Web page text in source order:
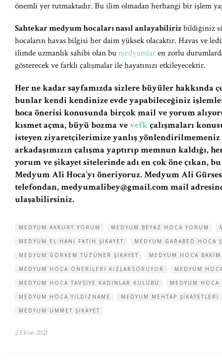
önemli yer tutmaktadır. Bu ilim olmadan herhangi bir işlem
Sahtekar medyum hocaları nasıl anlayabilirizbildiğiniz
hocaların havas bilgisi her daim yüksek olacaktır. Havas ve
ilimde uzmanlık sahibi olan bumedyumlaren zorlu
gösterecek ve farklı çalışmalar ile hayatınızı etkileyecektir.
Her ne kadar sayfamızda sizlere büyüler hakkında
bunlar kendi kendinize evde yapabileceğiniz
hoca önerisi konusunda birçok mail ve yorum
kısmet açma, büyü bozma vevefkçalışmaları
isteyen ziyaretçilerimize yanlış yönlendirilmemeniz
arkadaşımızın çalışma yaptırıp memnun kaldığı,
yorum ve şikayet sitelerinde adı en çok öne çıkan,
Medyum Ali Hoca’yı öneriyoruz. Medyum Ali Gürses
telefondan,medyumalibey@gmail.commail
ulaşabilirsiniz.
MEDYUM AKKURT YORUM MEDYUM BEYAZ HOCA YORUM
MEDYUM EL HANI FATIH ŞIKAYET
MEDYUM GARABED HOCA
MEDYUM GÖRKEM TÜZÜNER ŞIKAYET
MEDYUM HOCA BAKIM
MEDYUM HOCA ÖNERILERI KIZLARSORUYOR
MEDYUM
MEDYUM HOCA TAVSIYE KADINLAR KULÜBÜ
MEDYUM
MEDYUM HOCA YILDIZNAME
MEDYUM MEHTAP ŞIKAYETLERI
MEDYUM ÜMMET ŞIKAYET
2 Ekim 2021